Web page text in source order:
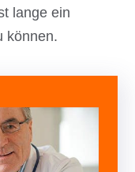
lange ein
können.